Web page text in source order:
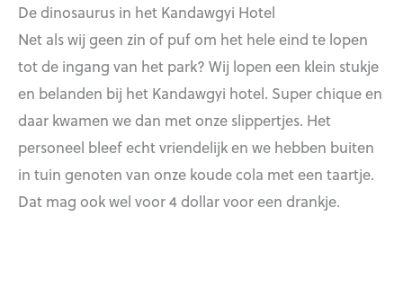
De dinosaurus in het Kandawgyi Hotel
Net als wij geen zin of puf om het hele eind te lopen
tot de ingang van het park? Wij lopen een klein stukje
en belanden bij het Kandawgyi hotel. Super chique en
daar kwamen we dan met onze slippertjes. Het
personeel bleef echt vriendelijk en we hebben buiten
in tuin genoten van onze koude cola met een taartje.
Dat mag ook wel voor 4 dollar voor een drankje.